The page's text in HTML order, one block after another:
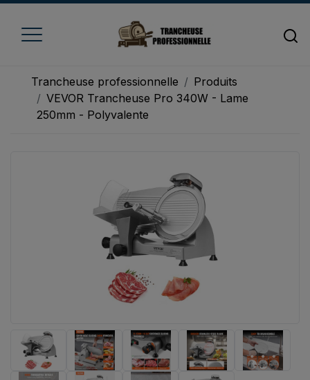
Accueil
Trancheuse à pain
Trancheuse à viande
Trancheuse à légume
Trancheuse électrique
Trancheuse professionnelle
Produits
VEVOR Trancheuse Pro 340W - Lame
250mm - Polyvalente